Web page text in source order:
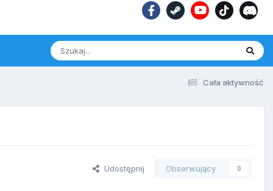
Cała aktywność
Udostępnij Obserwujący 0